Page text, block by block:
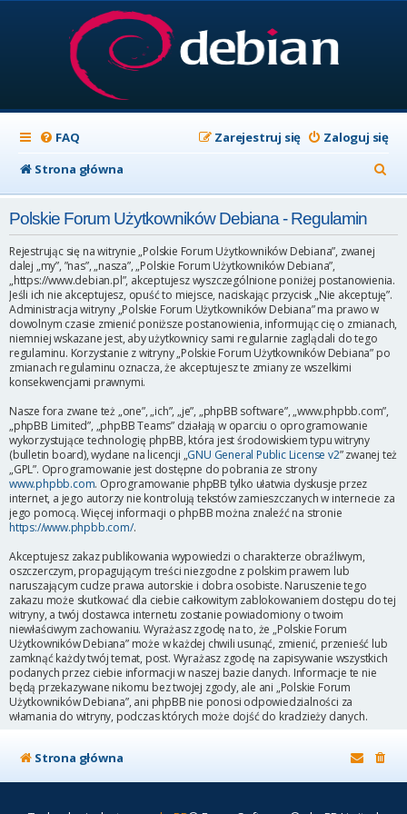
FAQ Zaloguj się
Zarejestruj się
Strona główna
z
j
Polskie Forum Użytkowników Debiana - Regulamin
Rejestrując się na witrynie „Polskie Forum Użytkowników Debiana”, zwanej
dalej „my”, ”nas”, „nasza”, „Polskie Forum Użytkowników Debiana”,
„https://www.debian.pl”, akceptujesz wyszczególnione poniżej postanowienia.
Jeśli ich nie akceptujesz, opuść to miejsce, naciskając przycisk „Nie akceptuję”.
Administracja witryny „Polskie Forum Użytkowników Debiana” ma prawo w
dowolnym czasie zmienić poniższe postanowienia, informując cię o zmianach,
niemniej wskazane jest, aby użytkownicy sami regularnie zaglądali do tego
regulaminu. Korzystanie z witryny „Polskie Forum Użytkowników Debiana” po
zmianach regulaminu oznacza, że akceptujesz te zmiany ze wszelkimi
konsekwencjami prawnymi.
Nasze fora zwane też „one”, „ich”, „je”, „phpBB software”, „www.phpbb.com”,
„phpBB Limited”, „phpBB Teams” działają w oparciu o oprogramowanie
wykorzystujące technologię phpBB, która jest środowiskiem typu witryny
(bulletin board), wydane na licencji „GNU General Public License v2” zwanej też
„GPL”. Oprogramowanie jest dostępne do pobrania ze strony
www.phpbb.com. Oprogramowanie phpBB tylko ułatwia dyskusje przez
internet, a jego autorzy nie kontrolują tekstów zamieszczanych w internecie za
jego pomocą. Więcej informacji o phpBB można znaleźć na stronie
https://www.phpbb.com/.
Akceptujesz zakaz publikowania wypowiedzi o charakterze obraźliwym,
oszczerczym, propagującym treści niezgodne z polskim prawem lub
naruszającym cudze prawa autorskie i dobra osobiste. Naruszenie tego
zakazu może skutkować dla ciebie całkowitym zablokowaniem dostępu do tej
witryny, a twój dostawca internetu zostanie powiadomiony o twoim
niewłaściwym zachowaniu. Wyrażasz zgodę na to, że „Polskie Forum
Użytkowników Debiana” może w każdej chwili usunąć, zmienić, przenieść lub
zamknąć każdy twój temat, post. Wyrażasz zgodę na zapisywanie wszystkich
podanych przez ciebie informacji w naszej bazie danych. Informacje te nie
będą przekazywane nikomu bez twojej zgody, ale ani „Polskie Forum
Użytkowników Debiana”, ani phpBB nie ponosi odpowiedzialności za
włamania do witryny, podczas których może dojść do kradzieży danych.
Strona główna